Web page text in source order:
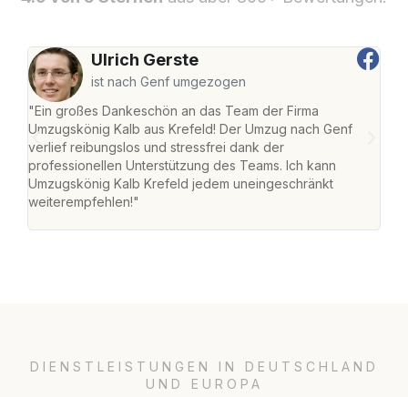
Ulrich Gerste
ist nach Genf umgezogen
"Ein großes Dankeschön an das Team der Firma
Umzugskönig Kalb aus Krefeld! Der Umzug nach Genf
verlief reibungslos und stressfrei dank der
professionellen Unterstützung des Teams. Ich kann
Umzugskönig Kalb Krefeld jedem uneingeschränkt
weiterempfehlen!"
DIENSTLEISTUNGEN IN DEUTSCHLAND
UND EUROPA